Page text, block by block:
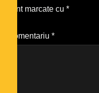
sunt marcate cu *
Comentariu *